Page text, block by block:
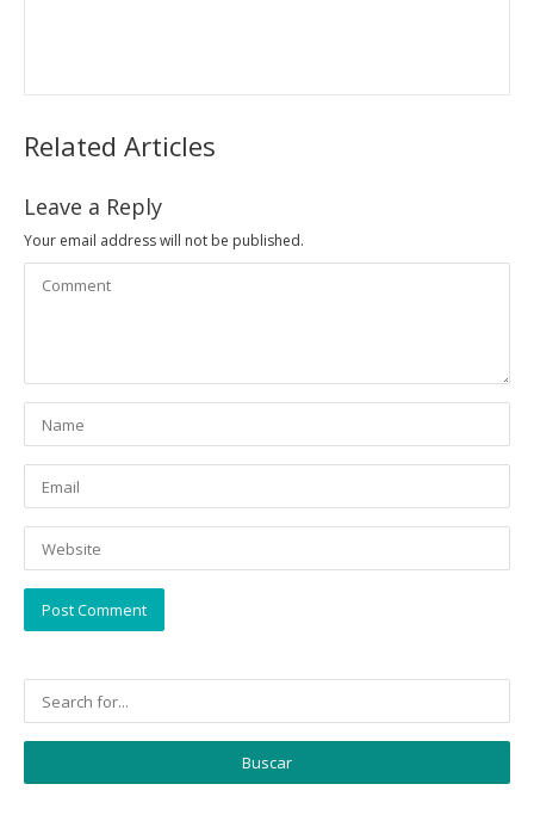
Related Articles
Leave a Reply
Your email address will not be published.